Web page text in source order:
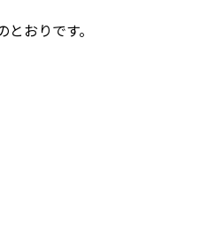
おりです。